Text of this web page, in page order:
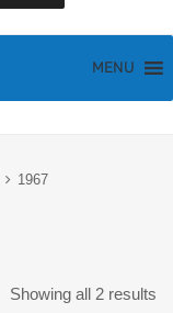
MENU
1967
Showing all 2 results